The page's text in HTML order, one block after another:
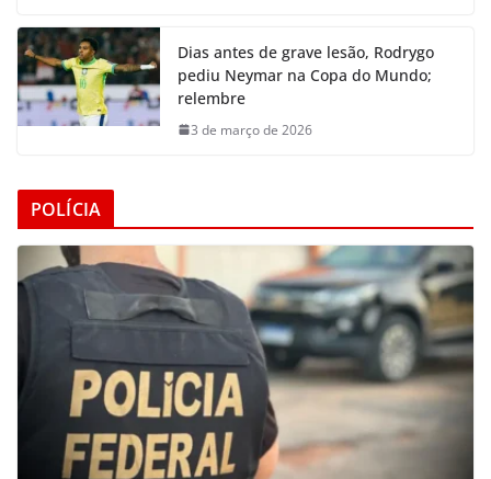
Dias antes de grave lesão, Rodrygo
pediu Neymar na Copa do Mundo;
relembre
3 de março de 2026
POLÍCIA